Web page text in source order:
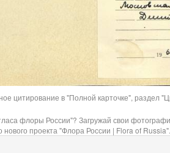
цитирование в "Полной карточке", раздел
флоры России"? Загружай свои
нового проекта "Флора России | Flora of Russia".